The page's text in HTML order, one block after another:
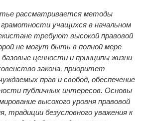
рассматривается методы
учащихся в начальном
требуют высокой правовой
не могут быть в полной мере
ценности и принципы жизни
закона, приоритет
прав и свобод, обеспечение
публичных интересов. Основы
высокого уровня правовой
традиции безусловного уважения к